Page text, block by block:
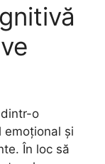
o
emoțional și
În loc să